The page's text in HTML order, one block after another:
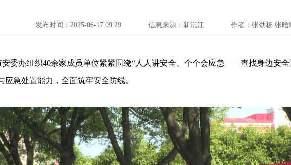
发布时间：2025-06-17 09:29 信息来源：新沅江 作者：张劲杨 张晗
办组织40余家成员单位紧紧围绕“人人讲安全、个个会应急——查找身边安全
应急处置能力，全面筑牢安全防线。